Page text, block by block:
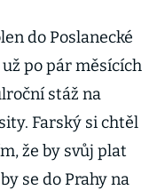
do Poslanecké
po pár měsících
stáž na
Farský si chtěl
že by svůj plat
se do Prahy na